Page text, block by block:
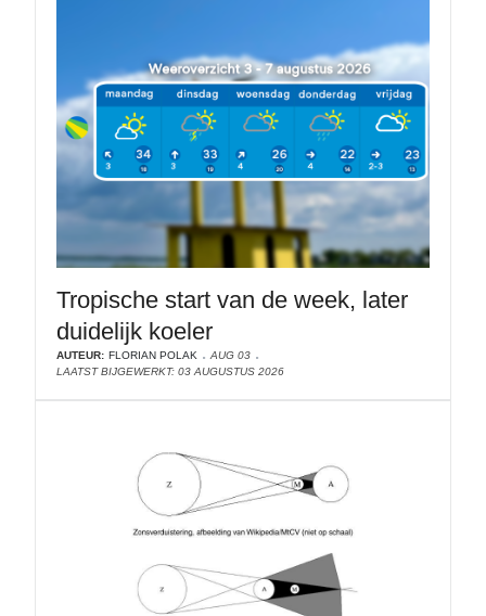
Tropische start van de week, later
duidelijk koeler
AUTEUR: FLORIAN POLAK
AUG 03
LAATST BIJGEWERKT: 03 AUGUSTUS 2026